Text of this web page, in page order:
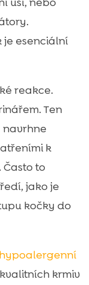
je esenciální
reakce.
Ten
k
to
jako je
kočky do
hypoalergenní
krmiv